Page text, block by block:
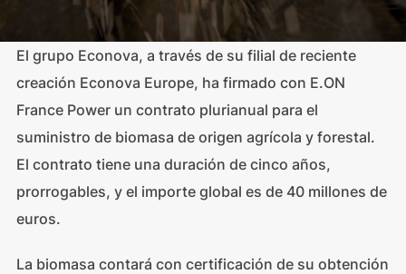
El grupo Econova, a través de su filial de reciente
creación Econova Europe, ha firmado con E.ON
France Power un contrato plurianual para el
suministro de biomasa de origen agrícola y forestal.
El contrato tiene una duración de cinco años,
prorrogables, y el importe global es de 40 millones de
euros.
La biomasa contará con certificación de su obtención